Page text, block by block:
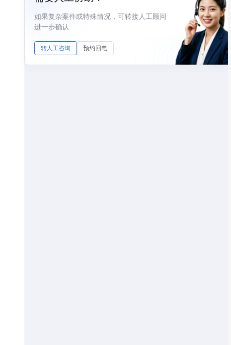
如果复杂案件或特殊情况，可转接人工顾问
进一步确认
转人工咨询 预约回电